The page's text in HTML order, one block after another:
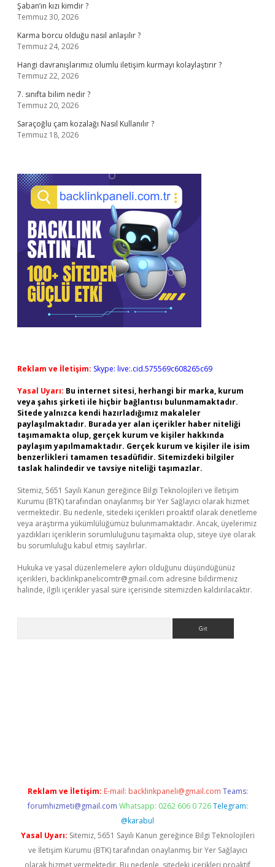
Şaban’ın kızı kimdir ?
Temmuz 30, 2026
Karma borcu olduğu nasıl anlaşılır ?
Temmuz 24, 2026
Hangi davranışlarımız olumlu iletişim kurmayı kolaylaştırır ?
Temmuz 22, 2026
7. sınıfta bilim nedir ?
Temmuz 20, 2026
Saraçoğlu çam kozalağı Nasıl Kullanılır ?
Temmuz 18, 2026
Reklam ve İletişim: Skype: live:.cid.575569c608265c69
Yasal Uyarı: Bu internet sitesi, herhangi bir marka, kurum
veya şahıs şirketi ile hiçbir bağlantısı bulunmamaktadır.
Sitede yalnızca kendi hazırladığımız makaleler
paylaşılmaktadır. Burada yer alan içerikler haber niteliği
taşımamakta olup, gerçek kurum ve kişiler hakkında
paylaşım yapılmamaktadır. Gerçek kurum ve kişiler ile isim
benzerlikleri tamamen tesadüfidir. Sitemizdeki bilgiler
taslak halindedir ve tavsiye niteliği taşımazlar.
Sitemiz, 5651 Sayılı Kanun gereğince Bilgi Teknolojileri ve İletişim
Kurumu (BTK) tarafından onaylanmış bir Yer Sağlayıcı olarak hizmet
vermektedir. Bu nedenle, sitedeki içerikleri proaktif olarak denetleme
veya araştırma yükümlülüğümüz bulunmamaktadır. Ancak, üyelerimiz
yazdıkları içeriklerin sorumluluğunu taşımakta olup, siteye üye olarak
bu sorumluluğu kabul etmiş sayılırlar.
Hukuka ve yasal düzenlemelere aykırı olduğunu düşündüğünüz
içerikleri, backlinkpanelicomtr@gmail.com adresine bildirmeniz
halinde, ilgili içerikler yasal süre içerisinde sitemizden kaldırılacaktır.
Reklam ve İletişim: E-mail: backlinkpaneli@gmail.com Teams:
forumhizmeti@gmail.com Whatsapp: 0262 606 0 726 Telegram:
@karabul
Yasal Uyarı: Sitemiz, 5651 Sayılı Kanun gereğince Bilgi Teknolojileri
ve İletişim Kurumu (BTK) tarafından onaylanmış bir Yer Sağlayıcı
olarak hizmet vermektedir. Bu nedenle, sitedeki içerikleri proaktif